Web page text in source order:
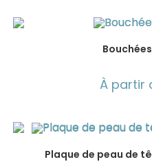
À partir
Plaque de peau de